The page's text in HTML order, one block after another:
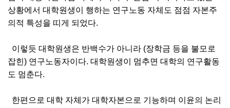
상황에서 대학원생이 행하는 연구노동 자체도 점점 자본주
의적 특성을 띠게 되었다.
이렇듯 대학원생은 반백수가 아니라 (장학금 등을 불모로
잡힌) 연구노동자이다. 대학원생이 멈추면 대학의 연구활동
도 멈춘다.
한편으로 대학 자체가 대학자본으로 기능하며 이윤의 논리